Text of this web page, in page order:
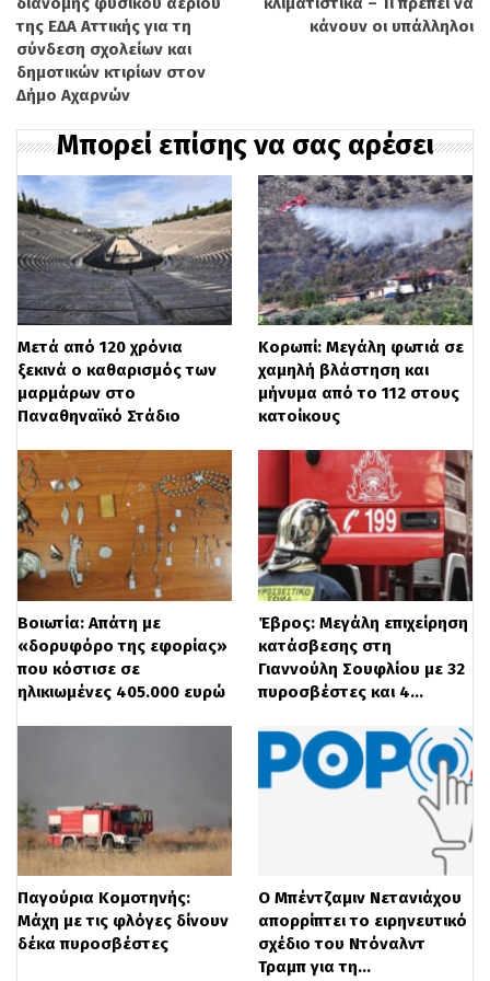
περισσότερα πράγματα».
Ο νεαρός αποκάλυψε πως του έβαζαν
σελοτέιπ στο στόμα και του έδεναν τα
χέρια, ενώ στη συνέχεια προέβαιναν σε
ασελγείς πράξεις. Στη μήνυση
περιγράφονται περιστατικά που
σοκάρουν. «Πάμε στο δωμάτιο και κλείνει
την πόρτα με κλειδί. Μου χαϊδεύει τα
πόδια, τα χέρια, το στήθος, το κεφάλι και
τις πατούσες. Κάνουμε μασάζ. Εγώ
φωνάζω και του λέω “σταμάτα”. Με πονάει
λίγο…» δηλώνει ο παραολυμπιονίκης.
Ο δικηγόρος της οικογένειας του θύματος,
Νίκος Αλεξανδρής, δηλώνει στο STAR πως
στο τέλος των πράξεων οι θύτες έδιναν
στο παιδί καραμέλες για να το
εξευμενίσουν. «Δε νομίζω ότι είναι εύκολο
κανείς να αντιληφθεί το μέγεθος των
πράξεων» λέει χαρακτηριστικά.
Ο παραολυμπιονίκης είναι 22 ετών και έχει
κατακτήσει ήδη τέσσερα ολυμπιακά
μετάλλια, ενώ συμμετέχει και σε διεθνείς
διαγωνισμούς χορού.
της ΕΔΑ Αττικής για τη
σύνδεση σχολείων και
δημοτικών κτιρίων στον
Δήμο Αχαρνών
κάνουν οι υπάλληλοι
Μπορεί επίσης να σας αρέσει
Μετά από 120 χρόνια
ξεκινά ο καθαρισμός των
μαρμάρων στο
Παναθηναϊκό Στάδιο
Κορωπί: Μεγάλη φωτιά σε
χαμηλή βλάστηση και
μήνυμα από το 112 στους
κατοίκους
Βοιωτία: Απάτη με
«δορυφόρο της εφορίας»
που κόστισε σε
ηλικιωμένες 405.000 ευρώ
Έβρος: Μεγάλη επιχείρηση
κατάσβεσης στη
Γιαννούλη Σουφλίου με 32
πυροσβέστες και 4…
Παγούρια Κομοτηνής:
Μάχη με τις φλόγες δίνουν
δέκα πυροσβέστες
Ο Μπέντζαμιν Νετανιάχου
απορρίπτει το ειρηνευτικό
σχέδιο του Ντόναλντ
Τραμπ για τη…